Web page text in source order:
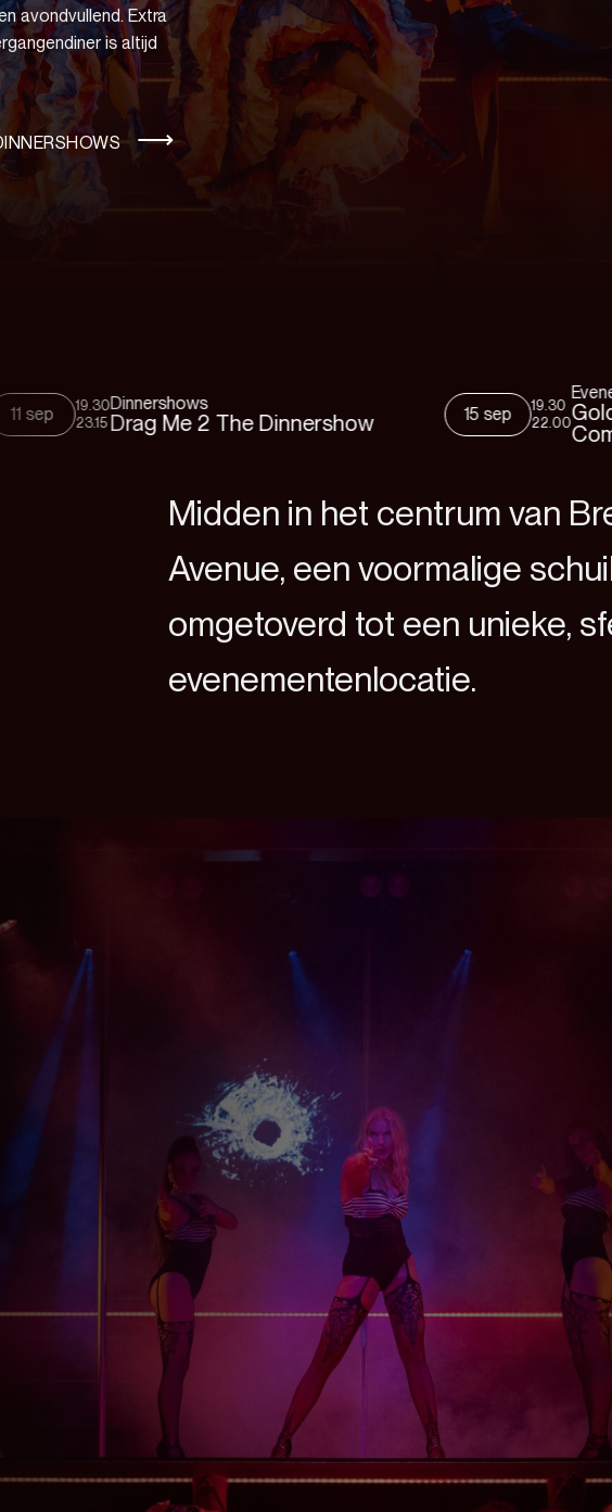
avondvullend. Extra
is altijd
Me 2 The Dinnershow 15 sep
Evenementen
Gold Label
Comedyshow
Midden in het centrum van
Avenue, een voormalige
omgetoverd tot een unieke,
evenementenlocatie.